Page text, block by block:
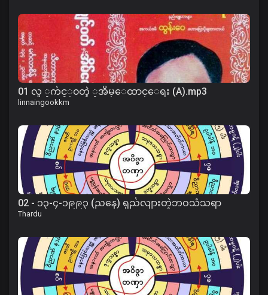
01 လူ ့က်င့္၀တ္နဲ ့အိမ္ေထာင္ေရး (A).mp3
linnaingookkm
02 - ၁၃-၄-၁၉၉၃ (ညနေ) ရှည်လျားတဲ့ဘဝသံသရာ
Thardu